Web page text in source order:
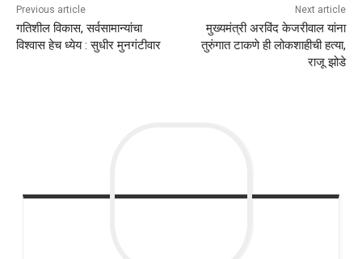
Previous article
गतिशील विकास, सर्वसामान्यांचा
विश्‍वास हेच ध्येय : सुधीर मुनगंटीवार
Next article
मुख्यमंत्री अरविंद केजरीवाल यांना
तुरुंगात टाकणे ही लोकशाहीची हत्या,
राजू झोडे